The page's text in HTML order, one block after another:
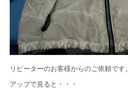
リピーターのお客様からのご依頼です。
アップで見ると・・・